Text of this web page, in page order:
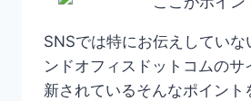
SNSでは特にお伝えしていな
ンドオフィスドットコムのサ
新されているそんなポイント